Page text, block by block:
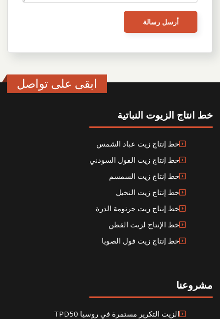
ابقى على تواصل
خط انتاج الزيوت النباتية
خط إنتاج زيت عباد الشمس
خط إنتاج زيت الفول السودني
خط إنتاج زيت السمسم
خط إنتاج زيت النخيل
خط إنتاج زيت جرثومة الذرة
خط الإنتاج لزيت القطن
خط إنتاج زيت فول الصويا
مشروعنا
الزيت التكرير مستمرة في روسيا TPD50